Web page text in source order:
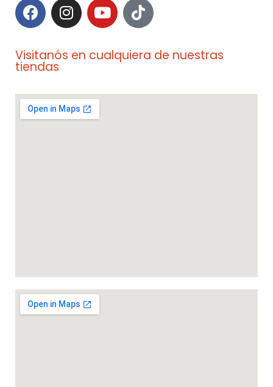
Visitanós en cualquiera de nuestras
tiendas